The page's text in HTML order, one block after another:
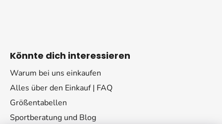
Könnte dich interessieren
Warum bei uns einkaufen
Alles über den Einkauf | FAQ
Größentabellen
Sportberatung und Blog